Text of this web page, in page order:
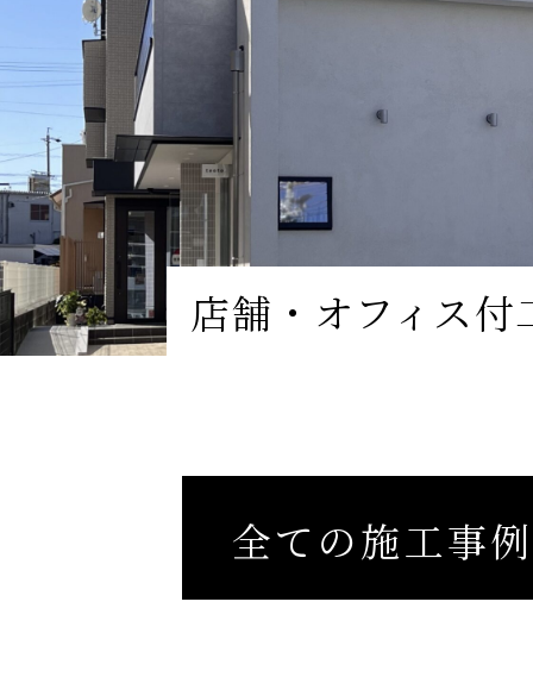
店舗・オフィス
全ての施工事